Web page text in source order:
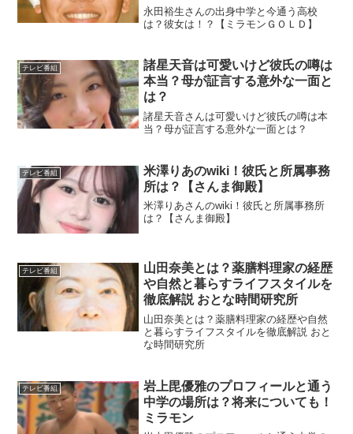
永田裕生さんの出身中学と今通う高校
は？彼女は！？【ミラモンＧＯＬＤ】
テレビ番組
諸星天音は可愛いけど彼氏の噂は
本当？母が証言する意外な一面と
は？
諸星天音さんは可愛いけど彼氏の噂は本
当？母が証言する意外な一面とは？
テレビ番組
米澤りあのwiki！彼氏と所属事務
所は？【さんま御殿】
米澤りあさんのwiki！彼氏と所属事務所
は？【さんま御殿】
テレビ番組
山田奈美とは？薬膳料理家の経歴
や自然と暮らすライフスタイルを
徹底解説 おとな時間研究所
山田奈美とは？薬膳料理家の経歴や自然
と暮らすライフスタイルを徹底解説 おと
な時間研究所
テレビ番組
岩上毘優雅のプロフィールと通う
中学の場所は？将来についても！
ミラモン